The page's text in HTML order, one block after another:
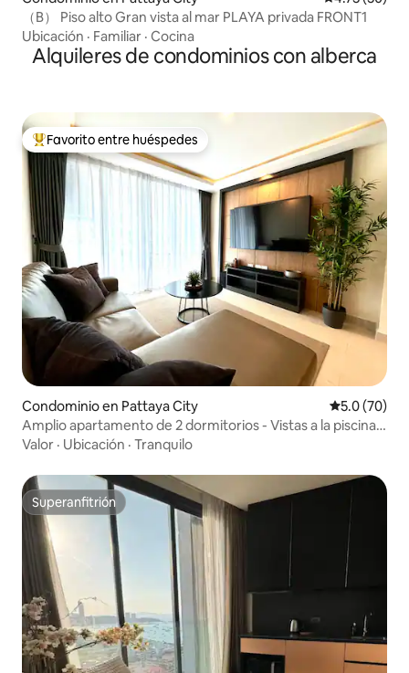
（B） Piso alto Gran vista al mar PLAYA privada FRONT1
Ubicación · Familiar · Cocina
Alquileres de condominios con alberca
De los mejores en Favorito entre huéspedes
Favorito entre huéspedes
Condominio en Pattaya City Calificación
5.0 (70)
Amplio apartamento de 2 dormitorios - Vistas a la piscina -
Grand Avenue
Valor · Ubicación · Tranquilo
Superanfitrión
Superanfitrión